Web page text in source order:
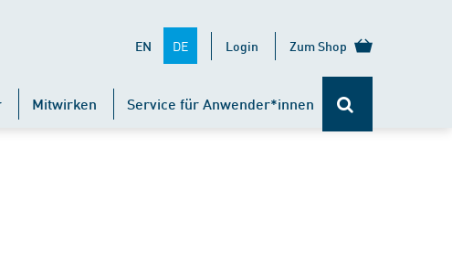
EN DE Login Zum Shop
Mitwirken Service für Anwender*innen